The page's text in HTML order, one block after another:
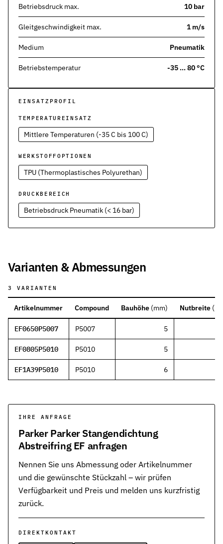
Werkstoffe
ISO, DIN und EN-Normen in der Dichtungstechnik – Übersicht
Richtlinien & Zulassungen
Betriebsdruck max. 10 bar
Gleitgeschwindigkeit max. 1 m/s
Medium Pneumatik
Betriebstemperatur -35 … 80 °C
EINSATZPROFIL
TEMPERATUREINSATZ
Mittlere Temperaturen (-35 C bis 100 C)
WERKSTOFFOPTIONEN
TPU (Thermoplastisches Polyurethan)
DRUCKBEREICH
Betriebsdruck Pneumatik (< 16 bar)
Varianten & Abmessungen
3 VARIANTEN
Artikelnummer Compound Bauhöhe (mm) Nutbreite (
EF0650P5007 P5007 5
EF0805P5010 P5010 5
EF1A39P5010 P5010 6
IHRE ANFRAGE
Parker Parker Stangendichtung
Abstreifring EF anfragen
Nennen Sie uns Abmessung oder Artikelnummer
und die gewünschte Stückzahl – wir prüfen
Verfügbarkeit und Preis und melden uns kurzfristig
zurück.
DIREKTKONTAKT